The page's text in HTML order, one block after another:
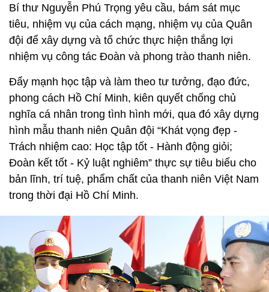
Bí thư Nguyễn Phú Trọng yêu cầu, bám sát mục
tiêu, nhiệm vụ của cách mạng, nhiệm vụ của Quân
đội để xây dựng và tổ chức thực hiện thắng lợi
nhiệm vụ công tác Đoàn và phong trào thanh niên.
Đẩy mạnh học tập và làm theo tư tưởng, đạo đức,
phong cách Hồ Chí Minh, kiên quyết chống chủ
nghĩa cá nhân trong tình hình mới, qua đó xây dựng
hình mẫu thanh niên Quân đội “Khát vọng đẹp -
Trách nhiệm cao: Học tập tốt - Hành động giỏi;
Đoàn kết tốt - Kỷ luật nghiêm” thực sự tiêu biểu cho
bản lĩnh, trí tuệ, phẩm chất của thanh niên Việt Nam
trong thời đại Hồ Chí Minh.